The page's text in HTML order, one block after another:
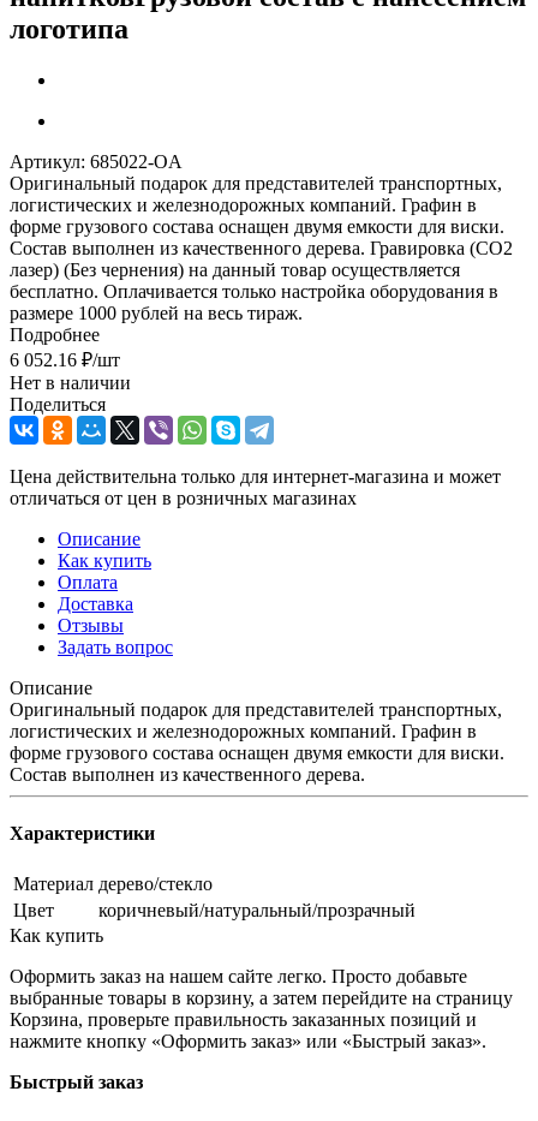
логотипа
Артикул: 685022-OA
Оригинальный подарок для представителей транспортных,
логистических и железнодорожных компаний. Графин в
форме грузового состава оснащен двумя емкости для виски.
Состав выполнен из качественного дерева. Гравировка (CO2
лазер) (Без чернения) на данный товар осуществляется
бесплатно. Оплачивается только настройка оборудования в
размере 1000 рублей на весь тираж.
Подробнее
6 052.16 ₽/шт
Нет в наличии
Поделиться
Цена действительна только для интернет-магазина и может
отличаться от цен в розничных магазинах
Описание
Как купить
Оплата
Доставка
Отзывы
Задать вопрос
Описание
Оригинальный подарок для представителей транспортных,
логистических и железнодорожных компаний. Графин в
форме грузового состава оснащен двумя емкости для виски.
Состав выполнен из качественного дерева.
Характеристики
Материал дерево/стекло
Цвет
коричневый/натуральный/прозрачный
Как купить
Оформить заказ на нашем сайте легко. Просто добавьте
выбранные товары в корзину, а затем перейдите на страницу
Корзина, проверьте правильность заказанных позиций и
нажмите кнопку «Оформить заказ» или «Быстрый заказ».
Быстрый заказ